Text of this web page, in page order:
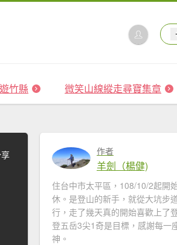
竹縣 微笑山線縱走尋寶集章
作者
羊劍（楊健)
住台中市太平區，108/10/2起開
休。是登山的新手，就從大坑步
行，走了幾天真的開始喜歡上了
登五岳3尖1奇是目標，感謝每一
神。